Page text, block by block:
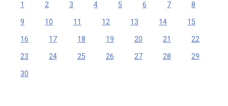
1 2 3 4 5 6 7
8
9
10 11 12 13 14
15
16
17 18 19 20 21
22
23
24 25 26 27 28
29
30